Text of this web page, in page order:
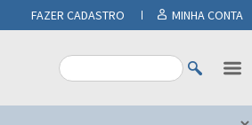
FAZER CADASTRO MINHA CONTA